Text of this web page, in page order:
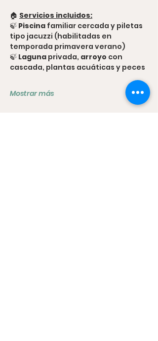
🏠 Servicios incluidos:
🍃 Piscina familiar cercada y piletas
tipo jacuzzi (habilitadas en
temporada primavera verano)
🍃 Laguna privada, arroyo con
cascada, plantas acuáticas y peces
Mostrar más